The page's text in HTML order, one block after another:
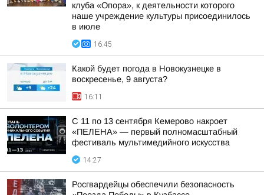
клуба «Опора», к деятельности которого
наше учреждение культуры присоединилось
в июле
16:45
Какой будет погода в Новокузнецке в
воскресенье, 9 августа?
16:11
С 11 по 13 сентября Кемерово накроет
«ПЕЛЕНА» — первый полномасштабный
фестиваль мультимедийного искусства
14:27
Росгвардейцы обеспечили безопасность